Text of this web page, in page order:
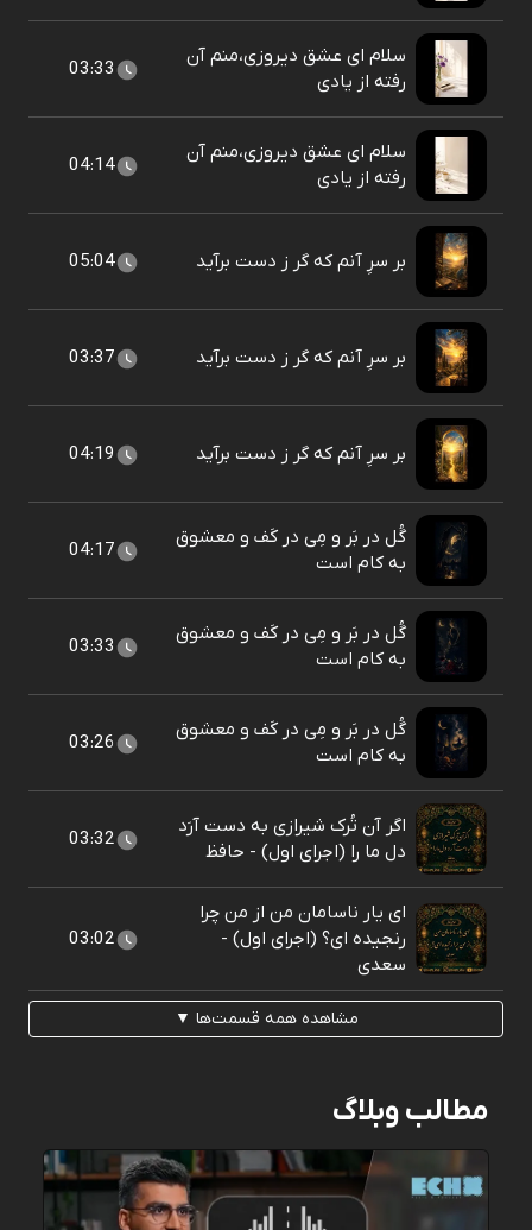
سلام ای عشق دیروزی،منم آن
رفته از یادی
03:33
سلام ای عشق دیروزی،منم آن
رفته از یادی
04:14
بر سرِ آنم که گر ز دست برآید 05:04
بر سرِ آنم که گر ز دست برآید 03:37
بر سرِ آنم که گر ز دست برآید 04:19
گُل در بَر و مِی در کَف و معشوق
به کام است
04:17
گُل در بَر و مِی در کَف و معشوق
به کام است
03:33
گُل در بَر و مِی در کَف و معشوق
به کام است
03:26
اگر آن تُرک شیرازی به دست آرَد
دل ما را (اجرای اول) - حافظ
03:32
ای یار ناسامان من از من چرا
رنجیده ای؟ (اجرای اول) -
سعدی
03:02
مشاهده همه قسمت‌ها ▼
مطالب وبلاگ